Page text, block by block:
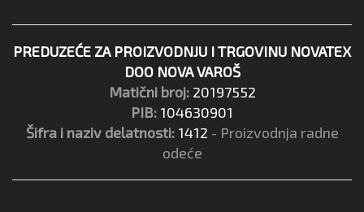
PREDUZEĆE ZA PROIZVODNJU I TRGOVINU NOVATEX
DOO NOVA VAROŠ
Matični broj: 20197552
PIB: 104630901
Šifra i naziv delatnosti: 1412 - Proizvodnja radne
odeće